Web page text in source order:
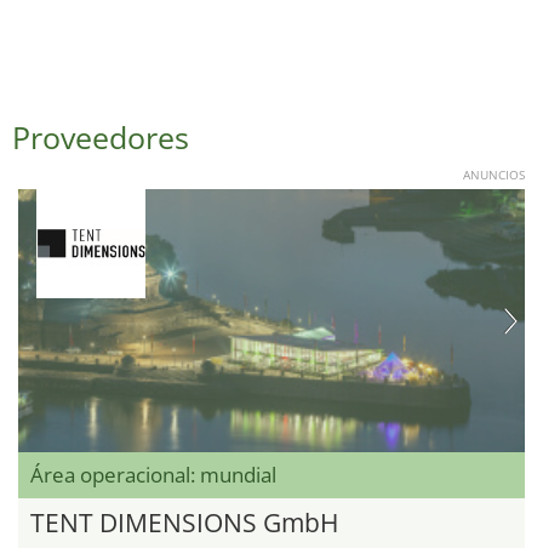
Proveedores
ANUNCIOS
Área operacional: mundial
TENT DIMENSIONS GmbH